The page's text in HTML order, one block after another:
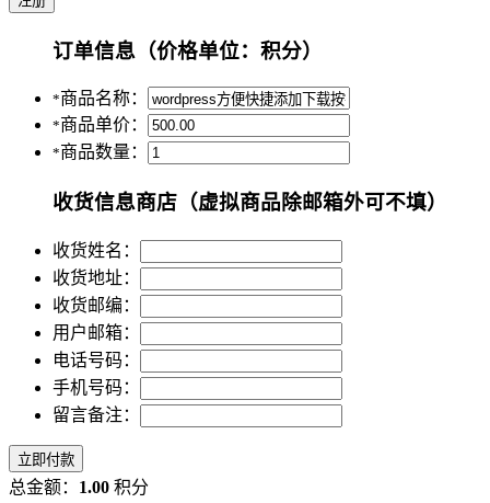
订单信息 （价格单位：积分）
*商品名称：
*商品单价：
*商品数量：
收货信息商店（虚拟商品除邮箱外可不填）
收货姓名：
收货地址：
收货邮编：
用户邮箱：
电话号码：
手机号码：
留言备注：
立即付款
总金额： 1.00 积分